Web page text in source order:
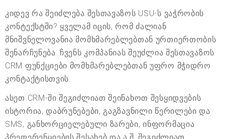
კიდევ რა შეიძლება შესთავაზოს USU-ს ვაჭრობის
კონტექსტში? ყველამ იცის, რომ ძალიან
მნიშვნელოვანია მომხმარებლებთან ურთიერთობის
შენარჩუნება. ჩვენს კომპანიას შეუძლია შესთავაზოს
CRM ფუნქციები მომხმარებლებთან უფრო მჭიდრო
კონტაქტისთვის.
ასეთ CRM-ში შეგიძლიათ შეინახოთ შესყიდვების
ისტორია, დაბრუნებები, გაგზავნილი წერილები და
SMS, განხორციელებული ზარები, ინფორმაცია